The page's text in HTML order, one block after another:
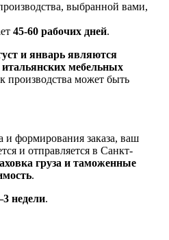
выбранной вами,
45-60 рабочих дней.
и январь являются
мебельных
производства может быть
формирования заказа, ваш
и отправляется в Санкт-
груза и таможенные
.
недели.